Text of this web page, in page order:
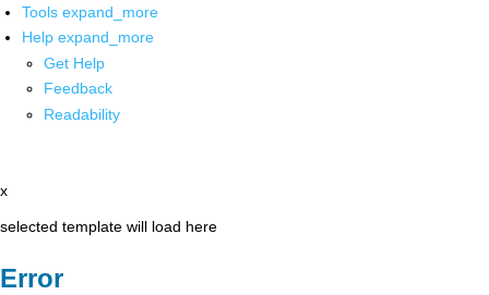
Tools expand_more
Help expand_more
Get Help
Feedback
Readability
x
selected template will load here
Error